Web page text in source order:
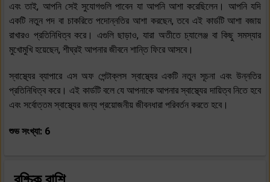
এবং তাই, আপনি সেই সুযোগগুলি পাবেন যা আপনি আশা করেছিলেন। আপনি যদি
একটি নতুন পদ বা চাকরিতে পদোন্নতির আশা করছেন, তবে এই কার্ডটি আশা বজায়
রাখারও প্রতিনিধিত্ব করে। এগুলি ছাড়াও, যারা অতীতে চ্যালেঞ্জ বা কিছু সমস্যার
মুখোমুখি হয়েছেন, শীঘ্রই আপনার জীবনে শান্তি ফিরে আসবে।
স্বাস্থ্যের ব্যাপারে এস অফ পেন্টাক্লস স্বাস্থ্যের একটি নতুন সূচনা এবং উন্নতির
প্রতিনিধিত্ব করে। এই কার্ডটি বলে যে আপনাকে আপনার স্বাস্থ্যের দায়িত্ব নিতে হবে
এবং সর্বোত্তম স্বাস্থ্যের জন্য প্রয়োজনীয় জীবনধারা পরিবর্তন করতে হবে।
শুভ সংখ্যা: 6